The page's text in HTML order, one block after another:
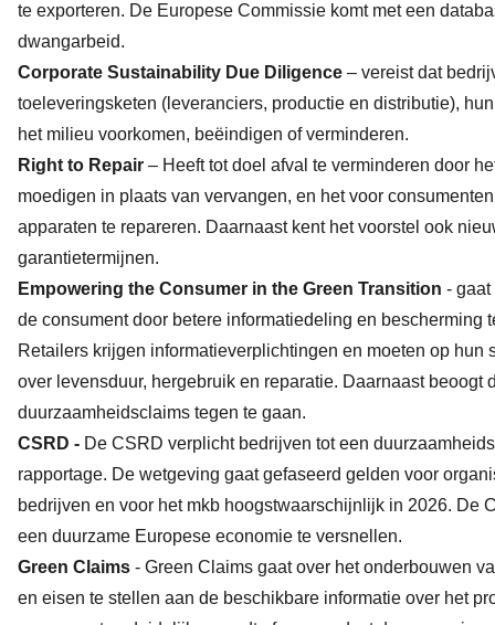
te exporteren. De Europese Commissie komt met een
dwangarbeid.
Corporate Sustainability Due Diligence – vereist dat
toeleveringsketen (leveranciers, productie en distributie),
het milieu voorkomen, beëindigen of verminderen.
Right to Repair – Heeft tot doel afval te verminderen door
moedigen in plaats van vervangen, en het voor
apparaten te repareren. Daarnaast kent het voorstel ook
garantietermijnen.
Empowering the Consumer in the Green Transition - gaat
de consument door betere informatiedeling en bescherming
Retailers krijgen informatieverplichtingen en moeten op hun
over levensduur, hergebruik en reparatie. Daarnaast beoogt
duurzaamheidsclaims tegen te gaan.
CSRD - De CSRD verplicht bedrijven tot een
rapportage. De wetgeving gaat gefaseerd gelden voor
bedrijven en voor het mkb hoogstwaarschijnlijk in 2026. De
een duurzame Europese economie te versnellen.
Green Claims - Green Claims gaat over het onderbouwen
en eisen te stellen aan de beschikbare informatie over het